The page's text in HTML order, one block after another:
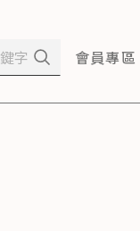
會員專區